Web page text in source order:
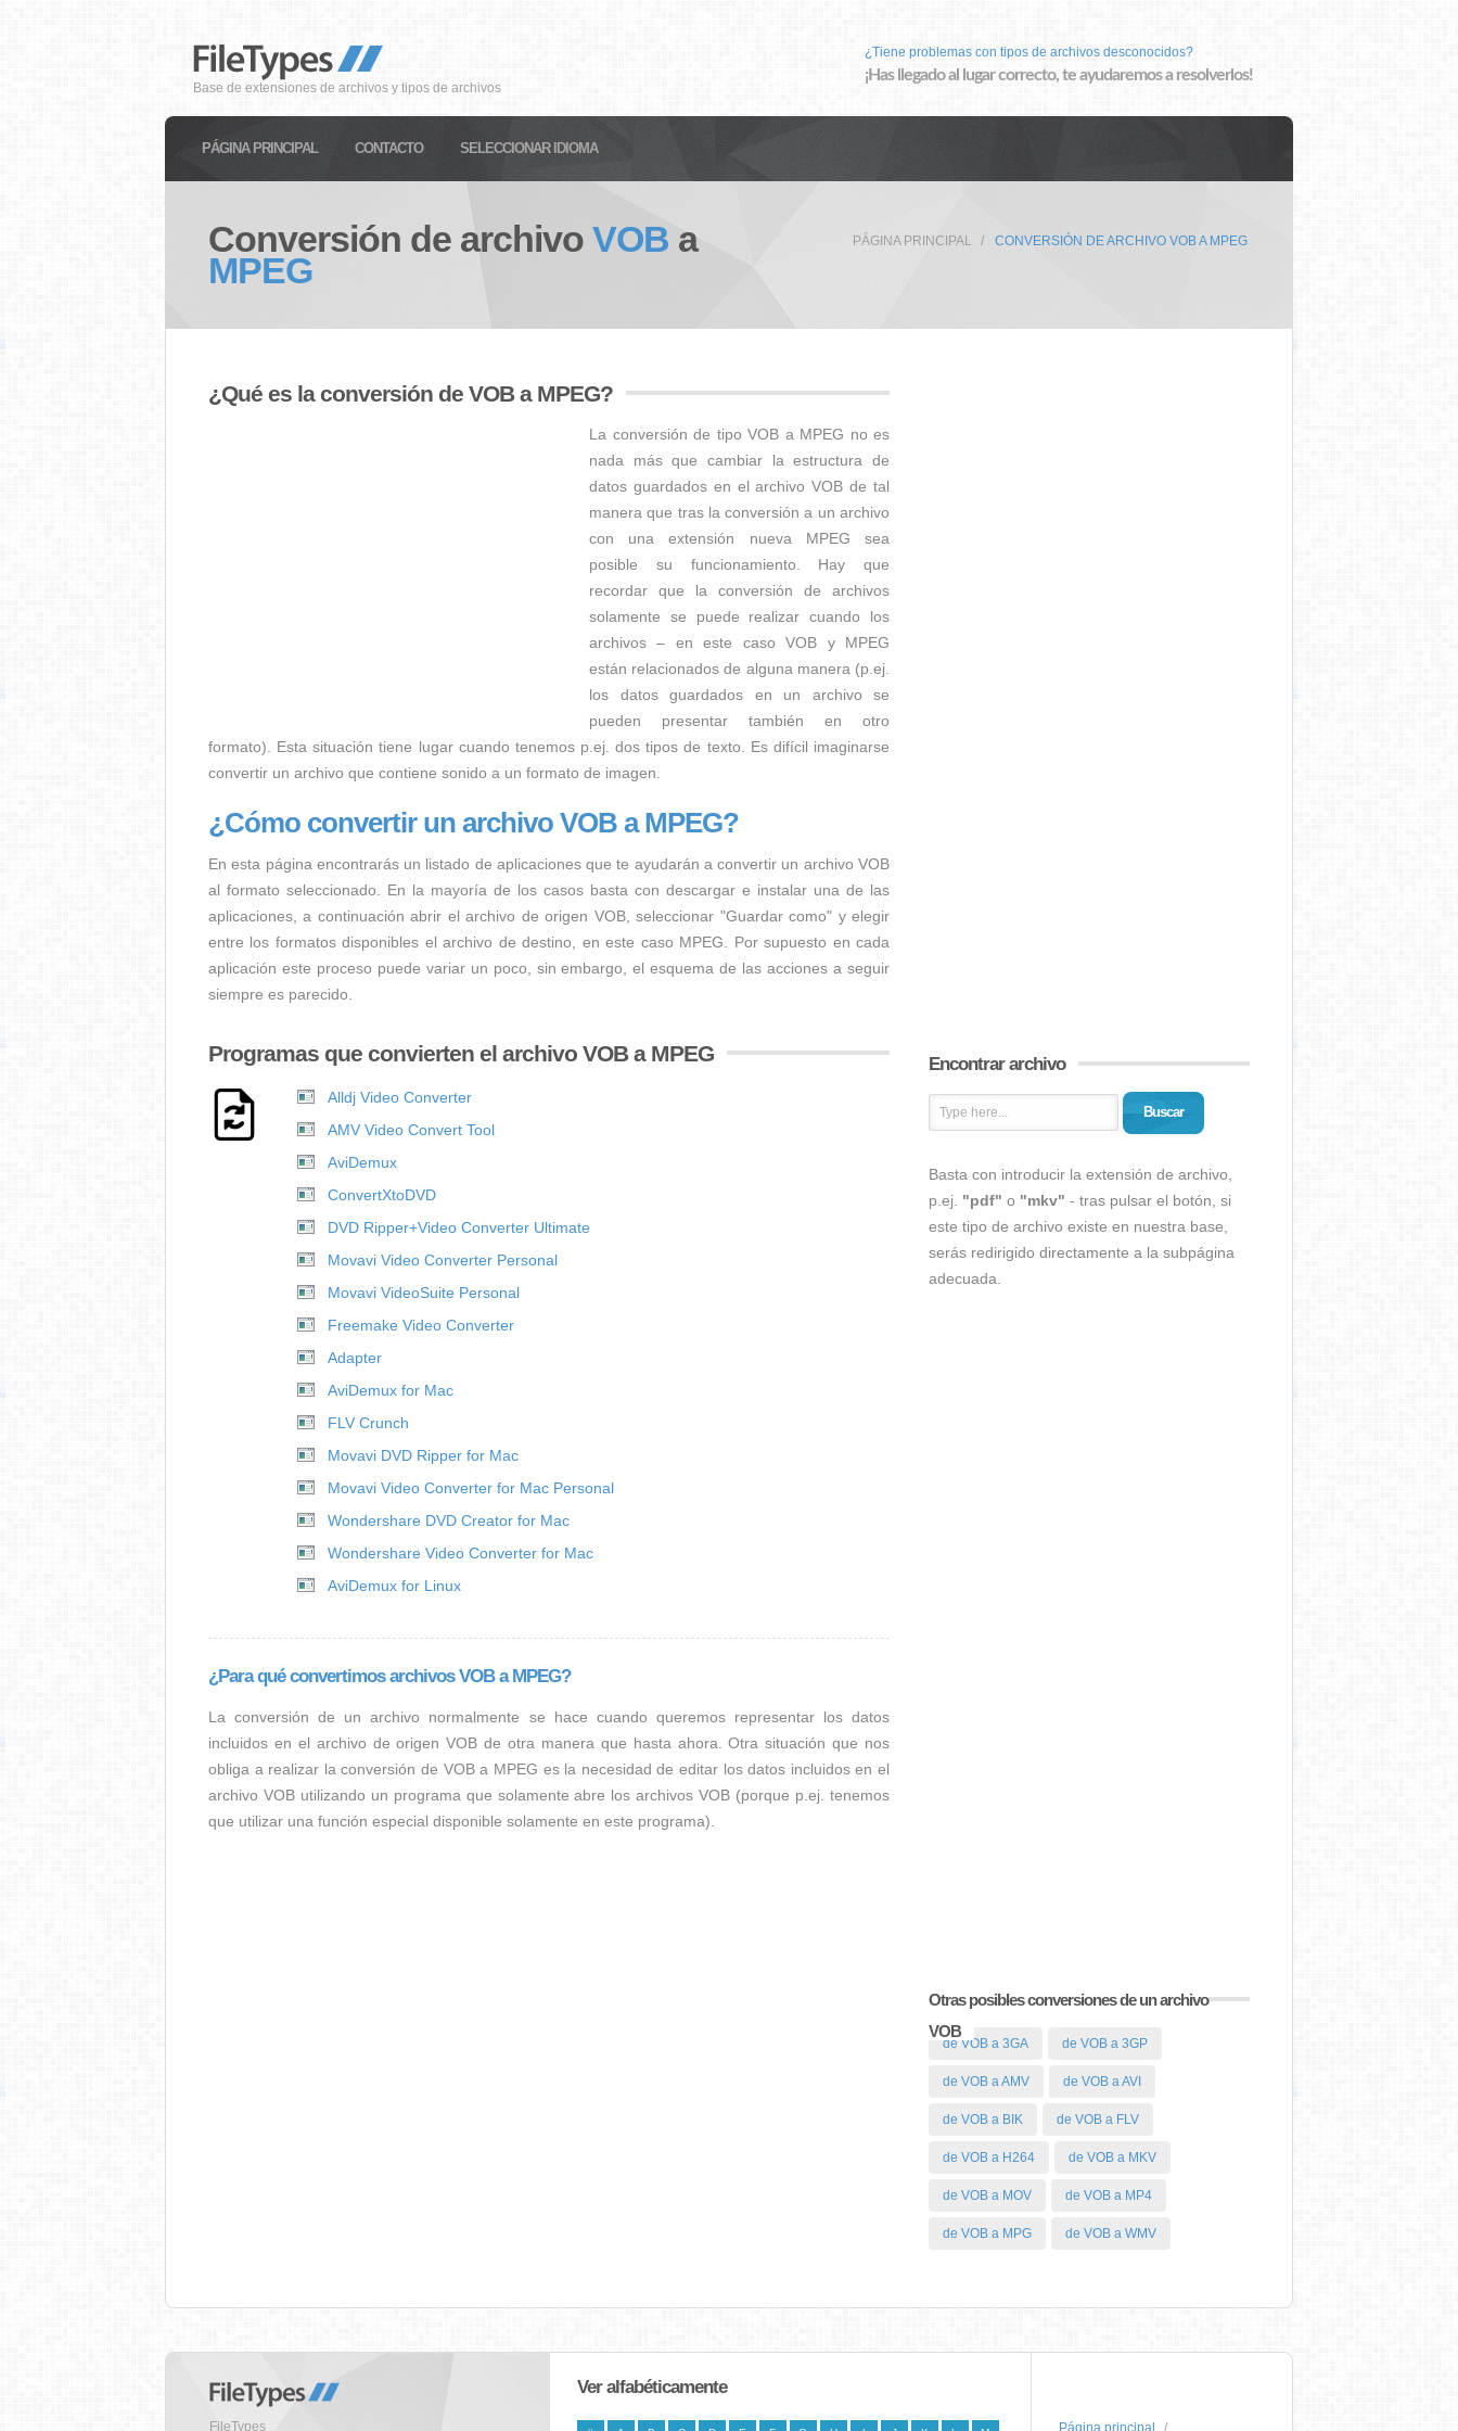
Base de extensiones de archivos y tipos de archivos
¿Tiene problemas con tipos de archivos desconocidos?
¡Has llegado al lugar correcto, te ayudaremos a resolverlos!
PÁGINA PRINCIPAL CONTACTO SELECCIONAR IDIOMA
Conversión de archivo VOB a
MPEG
PÁGINA PRINCIPAL CONVERSIÓN DE ARCHIVO VOB A MPEG
¿Qué es la conversión de VOB a MPEG?
La conversión de tipo VOB a MPEG no es
nada más que cambiar la estructura de
datos guardados en el archivo VOB de tal
manera que tras la conversión a un archivo
con una extensión nueva MPEG sea
posible su funcionamiento. Hay que
recordar que la conversión de archivos
solamente se puede realizar cuando los
archivos – en este caso VOB y MPEG
están relacionados de alguna manera (p.ej.
los datos guardados en un archivo se
pueden presentar también en otro
formato). Esta situación tiene lugar cuando tenemos p.ej. dos tipos de texto. Es difícil imaginarse
convertir un archivo que contiene sonido a un formato de imagen.
¿Cómo convertir un archivo VOB a MPEG?
En esta página encontrarás un listado de aplicaciones que te ayudarán a convertir un archivo VOB
al formato seleccionado. En la mayoría de los casos basta con descargar e instalar una de las
aplicaciones, a continuación abrir el archivo de origen VOB, seleccionar "Guardar como" y elegir
entre los formatos disponibles el archivo de destino, en este caso MPEG. Por supuesto en cada
aplicación este proceso puede variar un poco, sin embargo, el esquema de las acciones a seguir
siempre es parecido.
Programas que convierten el archivo VOB a MPEG
Alldj Video Converter
AMV Video Convert Tool
AviDemux
ConvertXtoDVD
DVD Ripper+Video Converter Ultimate
Movavi Video Converter Personal
Movavi VideoSuite Personal
Freemake Video Converter
Adapter
AviDemux for Mac
FLV Crunch
Movavi DVD Ripper for Mac
Movavi Video Converter for Mac Personal
Wondershare DVD Creator for Mac
Wondershare Video Converter for Mac
AviDemux for Linux
¿Para qué convertimos archivos VOB a MPEG?
La conversión de un archivo normalmente se hace cuando queremos representar los datos
incluidos en el archivo de origen VOB de otra manera que hasta ahora. Otra situación que nos
obliga a realizar la conversión de VOB a MPEG es la necesidad de editar los datos incluidos en el
archivo VOB utilizando un programa que solamente abre los archivos VOB (porque p.ej. tenemos
que utilizar una función especial disponible solamente en este programa).
Encontrar archivo
Buscar
Basta con introducir la extensión de archivo,
p.ej. "pdf" o "mkv" - tras pulsar el botón, si
este tipo de archivo existe en nuestra base,
serás redirigido directamente a la subpágina
adecuada.
Otras posibles conversiones de un archivo
VOB
de VOB a 3GA de VOB a 3GP
de VOB a AMV de VOB a AVI
de VOB a BIK de VOB a FLV
de VOB a H264 de VOB a MKV
de VOB a MOV de VOB a MP4
de VOB a MPG de VOB a WMV
FileTypes
Ver alfabéticamente
Página principal